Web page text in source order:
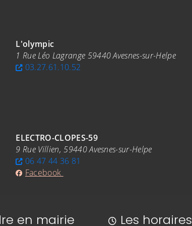
L'olympic
1 Rue Léo Lagrange 59440 Avesnes-sur-Helpe
03.27.61.10.52
ELECTRO-CLOPES-59
9 Rue Villien, 59440 Avesnes-sur-Helpe
06 47 44 36 81
Facebook
en mairie Les horaires